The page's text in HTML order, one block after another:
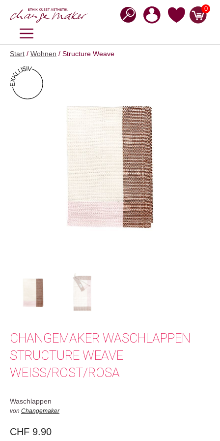
Inhalt
0
MENÜ
Start / Wohnen / Structure Weave
CHANGEMAKER WASCHLAPPEN
STRUCTURE WEAVE
WEISS/ROST/ROSA
Waschlappen
von Changemaker
CHF 9.90